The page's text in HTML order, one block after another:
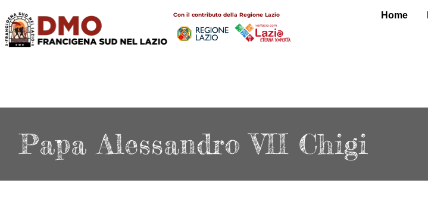
Salta
al
contenuto
Con il contributo della Regione Lazio
Main
navigation
Home
Papa Alessandro VII Chigi